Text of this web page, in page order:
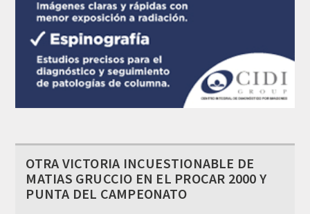
OTRA VICTORIA INCUESTIONABLE DE
MATIAS GRUCCIO EN EL PROCAR 2000 Y
PUNTA DEL CAMPEONATO